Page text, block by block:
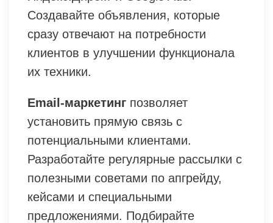
Создавайте объявления, которые
сразу отвечают на потребности
клиентов в улучшении функционала
их техники.
Email-маркетинг позволяет
установить прямую связь с
потенциальными клиентами.
Разработайте регулярные рассылки с
полезными советами по апгрейду,
кейсами и специальными
предложениями. Подбирайте